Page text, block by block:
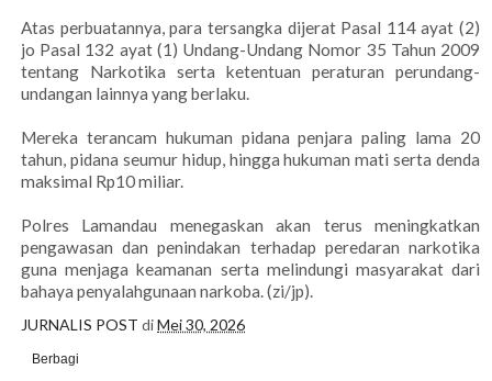
Atas perbuatannya, para tersangka dijerat Pasal 114 ayat (2)
jo Pasal 132 ayat (1) Undang-Undang Nomor 35 Tahun 2009
tentang Narkotika serta ketentuan peraturan perundang-
undangan lainnya yang berlaku.
Mereka terancam hukuman pidana penjara paling lama 20
tahun, pidana seumur hidup, hingga hukuman mati serta denda
maksimal Rp10 miliar.
Polres Lamandau menegaskan akan terus meningkatkan
pengawasan dan penindakan terhadap peredaran narkotika
guna menjaga keamanan serta melindungi masyarakat dari
bahaya penyalahgunaan narkoba. (zi/jp).
JURNALIS POST diMei 30, 2026
Berbagi